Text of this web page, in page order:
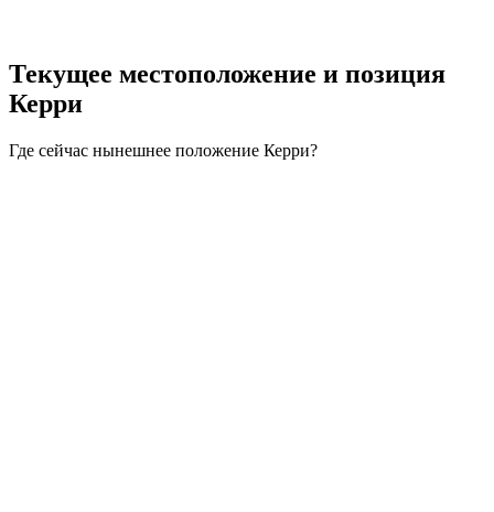
Текущее местоположение и позиция
Керри
Где сейчас нынешнее положение Керри?